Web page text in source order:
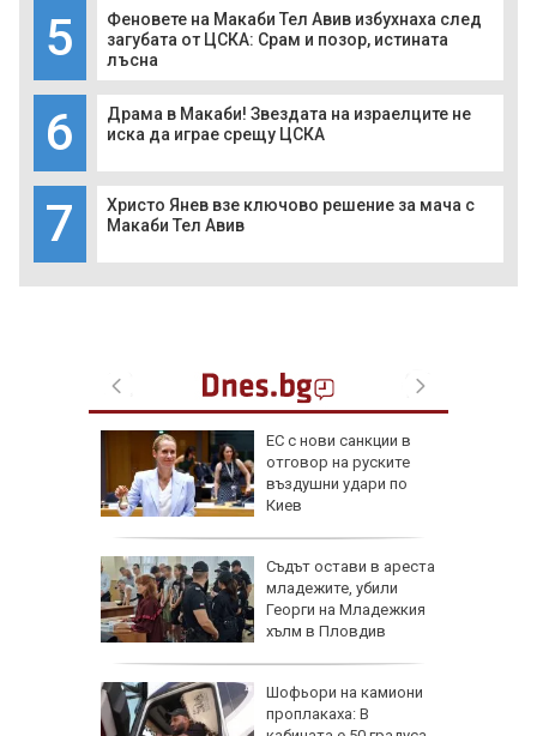
5
Феновете на Макаби Тел Авив избухнаха след
загубата от ЦСКА: Срам и позор, истината
лъсна
6
Драма в Макаби! Звездата на израелците не
иска да играе срещу ЦСКА
7
Христо Янев взе ключово решение за мача с
Макаби Тел Авив
ЕС с нови санкции в
отговор на руските
въздушни удари по
Киев
Съдът остави в ареста
младежите, убили
Георги на Младежкия
хълм в Пловдив
Шофьори на камиони
проплакаха: В